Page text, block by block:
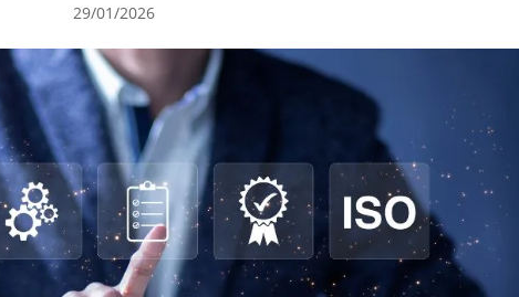
29/01/2026